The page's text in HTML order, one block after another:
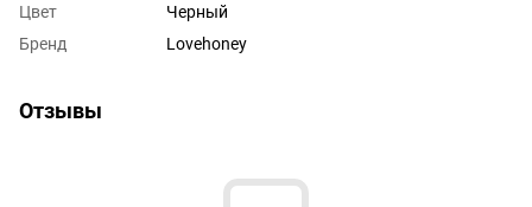
Цвет
Черный
Бренд
Lovehoney
Отзывы